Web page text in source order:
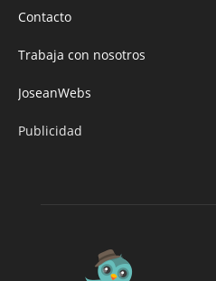
Contacto
Trabaja con nosotros
JoseanWebs
Publicidad